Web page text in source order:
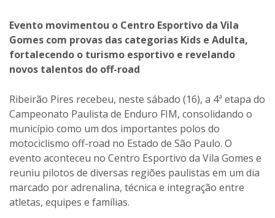
Evento movimentou o Centro Esportivo da Vila
Gomes com provas das categorias Kids e Adulta,
fortalecendo o turismo esportivo e revelando
novos talentos do off-road
Ribeirão Pires recebeu, neste sábado (16), a 4ª etapa do
Campeonato Paulista de Enduro FIM, consolidando o
município como um dos importantes polos do
motociclismo off-road no Estado de São Paulo. O
evento aconteceu no Centro Esportivo da Vila Gomes e
reuniu pilotos de diversas regiões paulistas em um dia
marcado por adrenalina, técnica e integração entre
atletas, equipes e famílias.